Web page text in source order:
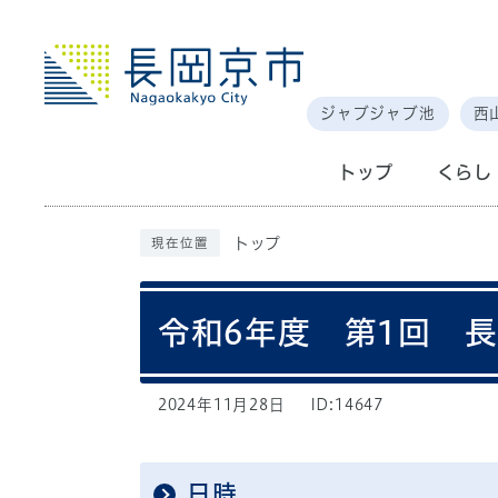
ジャブジャブ池 西
トップ くらし
現在位置 トップ
令和6年度 第1回 長
2024年11月28日 ID:14647